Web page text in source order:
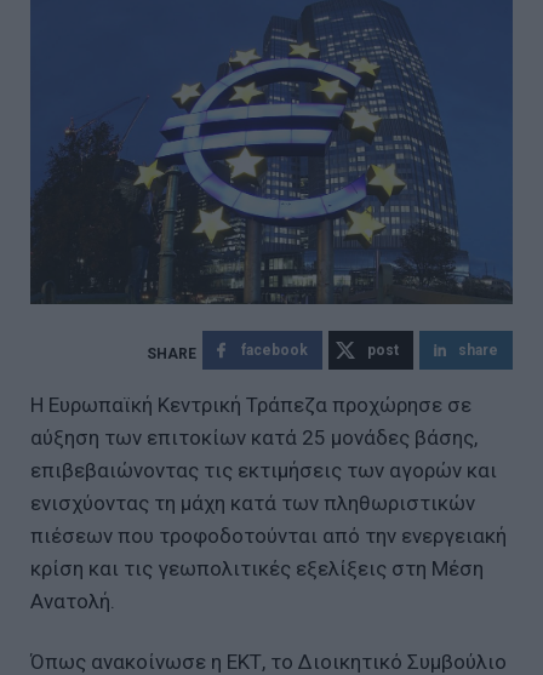
facebook post share
Η Ευρωπαϊκή Κεντρική Τράπεζα προχώρησε σε
αύξηση των επιτοκίων κατά 25 μονάδες βάσης,
επιβεβαιώνοντας τις εκτιμήσεις των αγορών και
ενισχύοντας τη μάχη κατά των πληθωριστικών
πιέσεων που τροφοδοτούνται από την ενεργειακή
κρίση και τις γεωπολιτικές εξελίξεις στη Μέση
Ανατολή.
Όπως ανακοίνωσε η ΕΚΤ, το Διοικητικό Συμβούλιο